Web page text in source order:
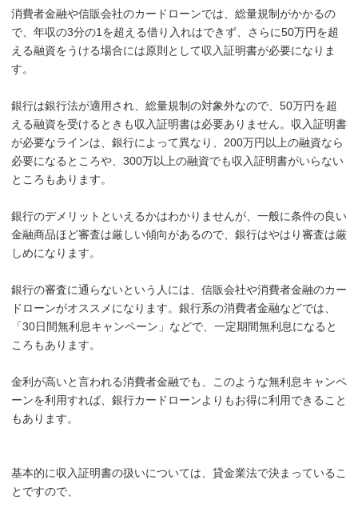
消費者金融や信販会社のカードローンでは、総量規制がかかるの
で、年収の3分の1を超える借り入れはできず、さらに50万円を超
える融資をうける場合には原則として収入証明書が必要になりま
す。
銀行は銀行法が適用され、総量規制の対象外なので、50万円を超
える融資を受けるときも収入証明書は必要ありません。収入証明書
が必要なラインは、銀行によって異なり、200万円以上の融資なら
必要になるところや、300万以上の融資でも収入証明書がいらない
ところもあります。
銀行のデメリットといえるかはわかりませんが、一般に条件の良い
金融商品ほど審査は厳しい傾向があるので、銀行はやはり審査は厳
しめになります。
銀行の審査に通らないという人には、信販会社や消費者金融のカー
ドローンがオススメになります。銀行系の消費者金融などでは、
「30日間無利息キャンペーン」などで、一定期間無利息になると
ころもあります。
金利が高いと言われる消費者金融でも、このような無利息キャンペ
ーンを利用すれば、銀行カードローンよりもお得に利用できること
もあります。
基本的に収入証明書の扱いについては、貸金業法で決まっているこ
とですので、